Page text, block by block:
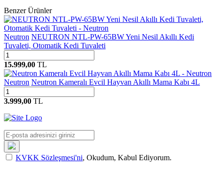
Benzer Ürünler
Neutron NEUTRON NTL-PW-65BW Yeni Nesil Akıllı Kedi
Tuvaleti, Otomatik Kedi Tuvaleti
15.999,00 TL
Neutron Neutron Kameralı Evcil Hayvan Akıllı Mama Kabı 4L
3.999,00 TL
KVKK Sözleşmesi'ni, Okudum, Kabul Ediyorum.